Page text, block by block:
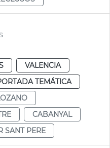
VALENCIA
TEMÁTICA
CABANYAL
SANT PERE